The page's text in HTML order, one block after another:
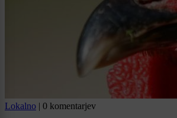
Lokalno | 0 komentarjev